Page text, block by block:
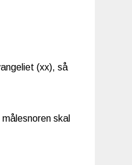
(xx), så
skal